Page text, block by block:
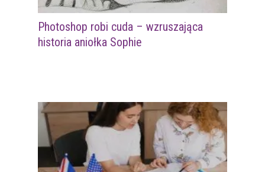
Photoshop robi cuda – wzruszająca
historia aniołka Sophie